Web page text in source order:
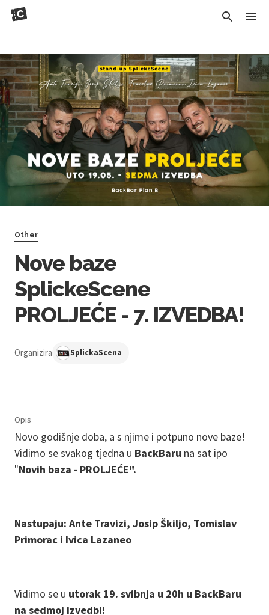
Other
Nove baze
SplickeScene
PROLJEĆE - 7. IZVEDBA!
Organizira SplickaScena
Opis
Novo godišnje doba, a s njime i potpuno nove baze!
Vidimo se svakog tjedna u BackBaru na sat ipo
"Novih baza - PROLJEĆE".
Nastupaju: Ante Travizi, Josip Škiljo, Tomislav
Primorac i Ivica Lazaneo
Vidimo se u utorak 19. svibnja u 20h u BackBaru
na sedmoj izvedbi!